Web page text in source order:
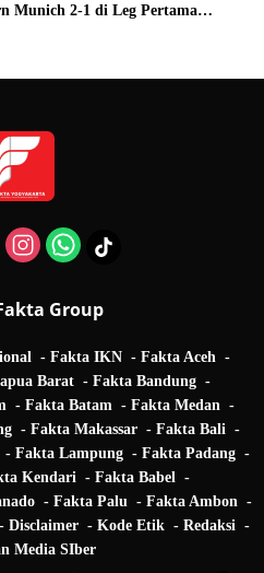
Munich 2-1 di Leg Pertama
Group
Fakta IKN
Fakta Aceh
Barat
Fakta Bandung
Fakta Batam
Fakta Medan
Fakta Makassar
Fakta Bali
Fakta Lampung
Fakta Padang
Kendari
Fakta Babel
Fakta Palu
Fakta Ambon
Disclaimer Kode Etik
Redaksi
Media SIber